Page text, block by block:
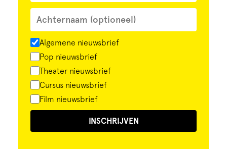
Algemene nieuwsbrief
Pop nieuwsbrief
Theater nieuwsbrief
Cursus nieuwsbrief
Film nieuwsbrief
INSCHRIJVEN